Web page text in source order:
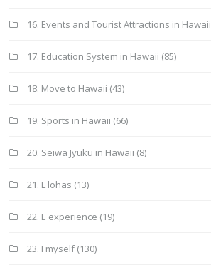
16. Events and Tourist Attractions in Hawaii
17. Education System in Hawaii (85)
18. Move to Hawaii (43)
19. Sports in Hawaii (66)
20. Seiwa Jyuku in Hawaii (8)
21. L lohas (13)
22. E experience (19)
23. I myself(130)